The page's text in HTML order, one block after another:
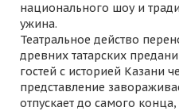
национального шоу и
ужина.
Театральное действо
древних татарских
гостей с историей Казани
представление
отпускает до самого